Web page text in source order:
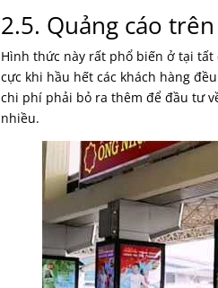
2.5. Quảng cáo
Hình thức này rất phổ biến ở tại tất
cực khi hầu hết các khách hàng
chi phí phải bỏ ra thêm để đầu tư
nhiều.